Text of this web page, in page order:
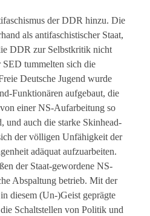
der DDR hinzu. Die
als antifaschistischer Staat,
DDR zur Selbstkritik nicht
tummelten sich die
Deutsche Jugend wurde
Funktionären aufgebaut, die
einer NS-Aufarbeitung so
und auch die starke Skinhead-
der völligen Unfähigkeit der
adäquat aufzuarbeiten.
der Staat-gewordene NS-
Abspaltung betrieb. Mit der
diesem (Un-)Geist geprägte
Schaltstellen von Politik und